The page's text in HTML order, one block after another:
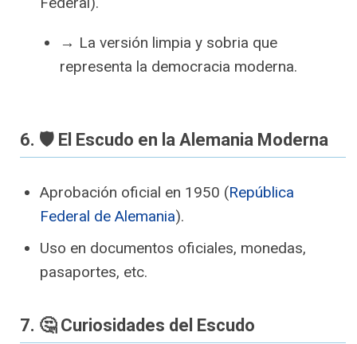
→ La versión limpia y sobria que
representa la democracia moderna.
6. 🛡️ El Escudo en la Alemania Moderna
Aprobación oficial en 1950 (República
Federal de Alemania).
Uso en documentos oficiales, monedas,
pasaportes, etc.
7. 🤔 Curiosidades del Escudo